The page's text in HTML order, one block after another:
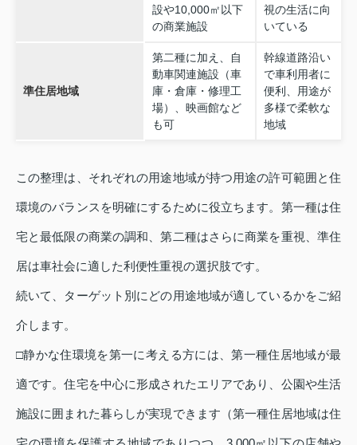
設や10,000㎡以下
の商業施設
視の生活に向
いている
準住居地域
第二種に加え、自
動車関連施設（車
庫・倉庫・修理工
場）、映画館など
も可
幹線道路沿い
で車利用者に
便利、用途が
多様で柔軟な
地域
この整理は、それぞれの用途地域が持つ用途の許可範囲と住
環境のバランスを明確にするために役立ちます。第一種は住
宅と最低限の商業の調和、第二種はさらに商業を重視、準住
居は車社会に適した利便性重視の選択肢です。
続いて、ターゲット別にどの用途地域が適しているかをご紹
介します。
□静かな住環境を第一に考える方には、第一種住居地域が最
適です。住宅を中心に形成されたエリアであり、公園や生活
施設に囲まれた暮らしが実現できます（第一種住居地域は住